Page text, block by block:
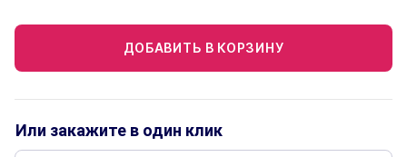
ДОБАВИТЬ В КОРЗИНУ
Или закажите в один клик